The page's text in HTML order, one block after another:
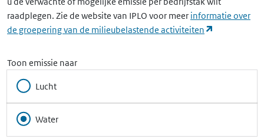
raadplegen. Zie de website van IPLO voor meer informatie over
de groepering van de milieubelastende activiteiten
Toon emissie naar
Lucht
Water